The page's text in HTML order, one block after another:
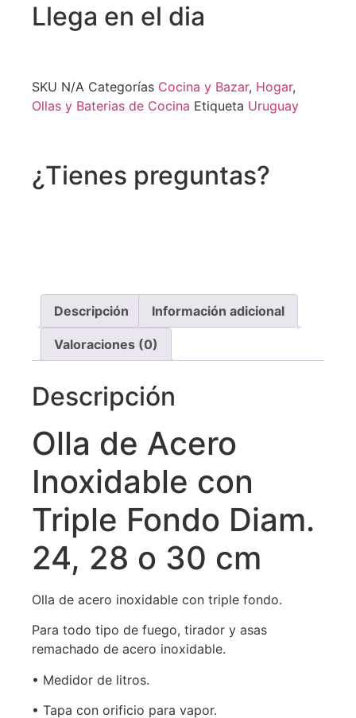
Llega en el dia
SKU N/A Categorías Cocina y Bazar, Hogar,
Ollas y Baterias de Cocina Etiqueta Uruguay
¿Tienes preguntas?
Descripción Información adicional
Valoraciones (0)
Descripción
Olla de Acero
Inoxidable con
Triple Fondo Diam.
24, 28 o 30 cm
Olla de acero inoxidable con triple fondo.
Para todo tipo de fuego, tirador y asas
remachado de acero inoxidable.
• Medidor de litros.
• Tapa con orificio para vapor.